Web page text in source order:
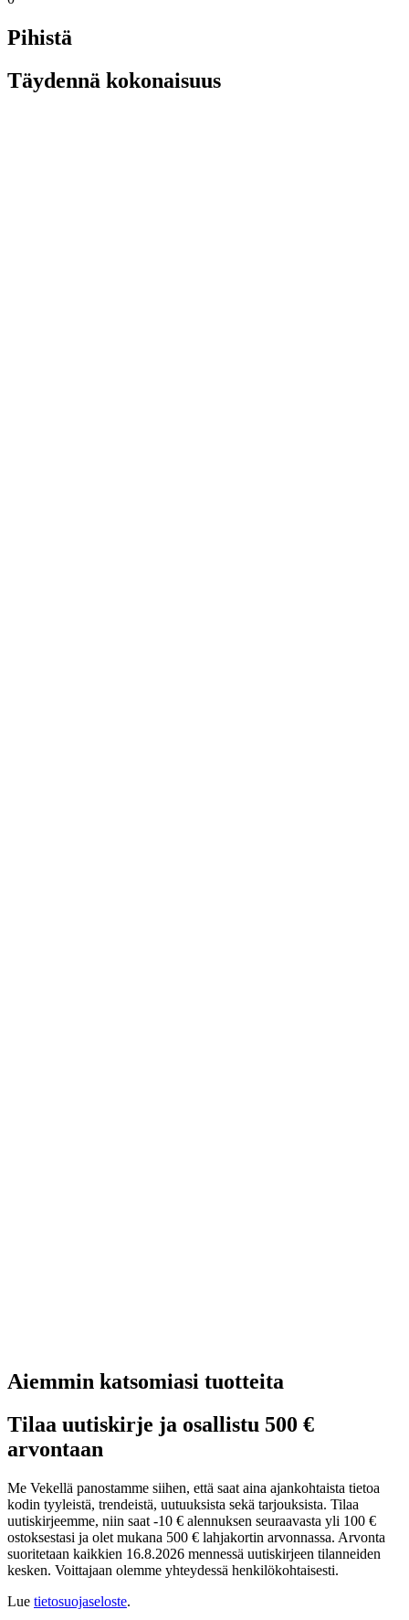
Pihistä
Täydennä kokonaisuus
Aiemmin katsomiasi tuotteita
Tilaa uutiskirje ja osallistu 500 €
arvontaan
Me Vekellä panostamme siihen, että saat aina ajankohtaista tietoa
kodin tyyleistä, trendeistä, uutuuksista sekä tarjouksista. Tilaa
uutiskirjeemme, niin saat -10 € alennuksen seuraavasta yli 100 €
ostoksestasi ja olet mukana 500 € lahjakortin arvonnassa. Arvonta
suoritetaan kaikkien 16.8.2026 mennessä uutiskirjeen tilanneiden
kesken. Voittajaan olemme yhteydessä henkilökohtaisesti.
Lue tietosuojaseloste.